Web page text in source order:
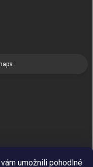
umožnili pohodlné